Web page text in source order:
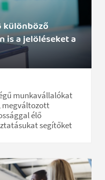
különböző
is a jelöléseket a
munkavállalókat
megváltozott
élő
segítőket